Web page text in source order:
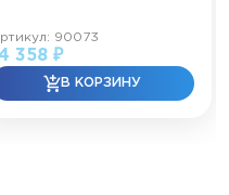
90073
358 ₽